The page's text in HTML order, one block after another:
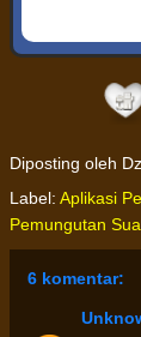
Diposting oleh
Label: Aplikasi
Pemungutan
6 komentar: